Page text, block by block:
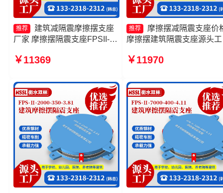
推荐
建筑减隔震摩擦摆支座
厂家 摩擦摆隔震支座FPSII-
摆隔震支座FPSII-10000-400-
￥11369
推荐
摩擦摆减隔震支座价
摩擦摆建筑隔震支座源头
300-3.48源头工厂 摩擦摆
￥11970